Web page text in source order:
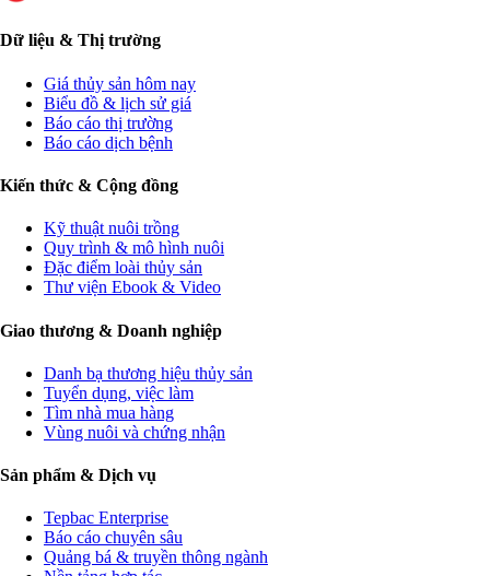
Dữ liệu & Thị trường
Giá thủy sản hôm nay
Biểu đồ & lịch sử giá
Báo cáo thị trường
Báo cáo dịch bệnh
Kiến thức & Cộng đồng
Kỹ thuật nuôi trồng
Quy trình & mô hình nuôi
Đặc điểm loài thủy sản
Thư viện Ebook & Video
Giao thương & Doanh nghiệp
Danh bạ thương hiệu thủy sản
Tuyển dụng, việc làm
Tìm nhà mua hàng
Vùng nuôi và chứng nhận
Sản phẩm & Dịch vụ
Tepbac Enterprise
Báo cáo chuyên sâu
Quảng bá & truyền thông ngành